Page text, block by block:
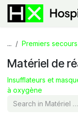
Skip to Content
... Premiers secours
Matériel de
Insufflateurs et
à oxygène